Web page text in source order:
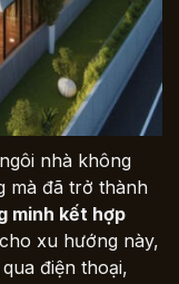
nhà không
mà đã trở thành
minh kết hợp
xu hướng này,
điện thoại,